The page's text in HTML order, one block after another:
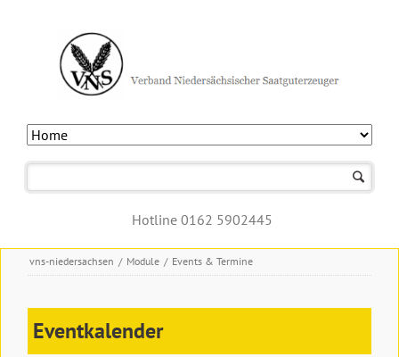
Hotline 0162 5902445
vns-niedersachsen / Module / Events & Termine
Eventkalender